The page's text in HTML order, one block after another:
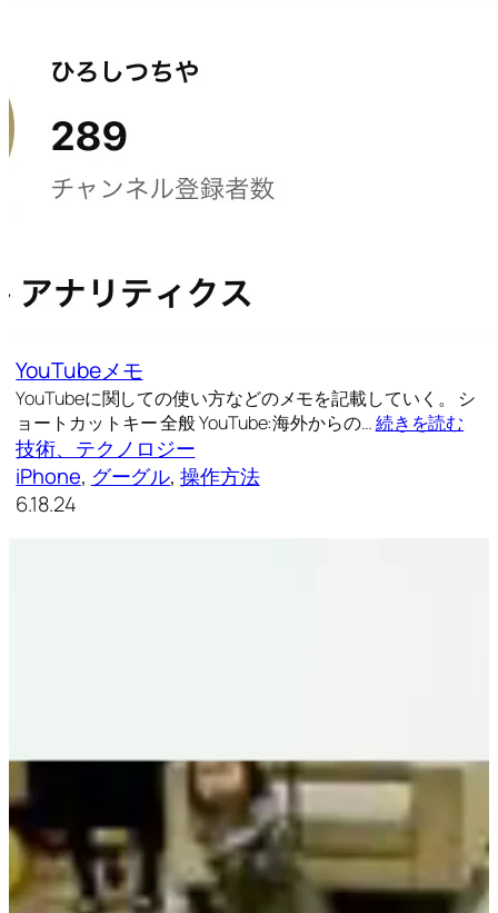
YouTubeメモ
YouTubeに関しての使い方などのメモを記載していく。 シ
ョートカットキー 全般 YouTube:海外からの…続きを読む
技術、テクノロジー
iPhone, グーグル, 操作方法
6.18.24